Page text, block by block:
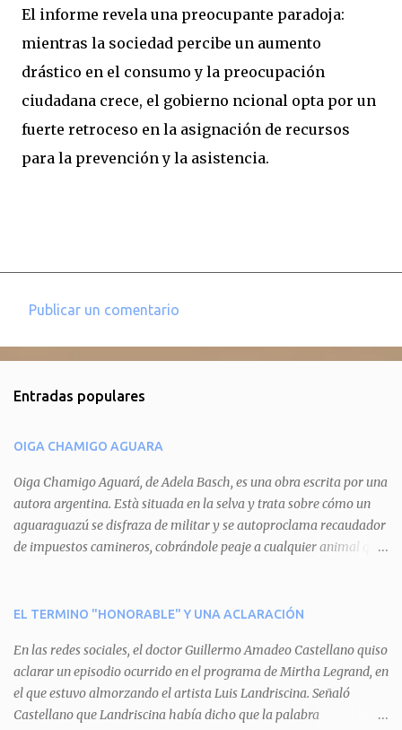
El informe revela una preocupante paradoja:
mientras la sociedad percibe un aumento
drástico en el consumo y la preocupación
ciudadana crece, el gobierno ncional opta por un
fuerte retroceso en la asignación de recursos
para la prevención y la asistencia.
e
t
a
r
i
o
Publicar un comentario
Entradas populares
OIGA CHAMIGO AGUARA
Oiga Chamigo Aguará, de Adela Basch, es una obra escrita por una
autora argentina. Està situada en la selva y trata sobre cómo un
aguaraguazú se disfraza de militar y se autoproclama recaudador
de impuestos camineros, cobrándole peaje a cualquier animal que
aguará le provoca. De igual manera pasa con Tatú, el armadillo.
del aguará y pasa sin pagar. Por último, Tui, la cotorra, deja
expuesta la mentira del aguará y arenga a los otros tres
personajes a unirse para enfrentarlo. Finalmente, terminan por
quitarle el disfraz de militar, y el aguará huye despavorido al verse
EL TERMINO "HONORABLE" Y UNA ACLARACIÓN
En las redes sociales, el doctor Guillermo Amadeo Castellano quiso
aclarar un episodio ocurrido en el programa de Mirtha Legrand, en
el que estuvo almorzando el artista Luis Landriscina. Señaló
Castellano que Landriscina había dicho que la palabra